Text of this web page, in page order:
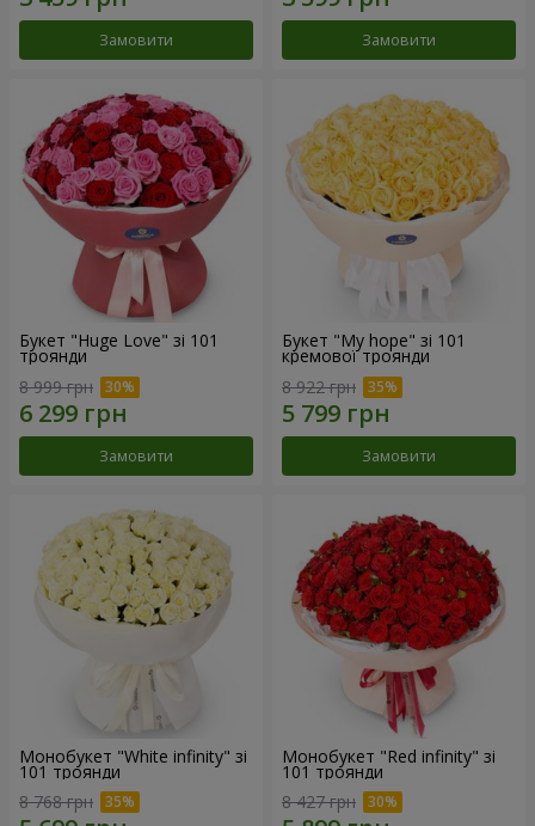
Замовити Замовити
Букет "Huge Love" зі 101
троянди
8 999 грн
Замовити
Букет "My hope" зі 101
кремової троянди
8 922 грн
Замовити
Монобукет "White infinity" зі
101 троянди
8 768 грн
Монобукет "Red infinity" зі
101 троянди
8 427 грн